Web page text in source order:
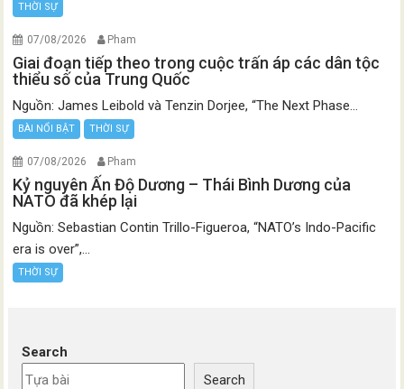
THỜI SỰ
07/08/2026 Pham
Giai đoạn tiếp theo trong cuộc trấn áp các dân tộc
thiểu số của Trung Quốc
Nguồn: James Leibold và Tenzin Dorjee, “The Next Phase...
BÀI NỔI BẬT THỜI SỰ
07/08/2026 Pham
Kỷ nguyên Ấn Độ Dương – Thái Bình Dương của
NATO đã khép lại
Nguồn: Sebastian Contin Trillo-Figueroa, “NATO’s Indo-Pacific
era is over”,...
THỜI SỰ
Search
Search